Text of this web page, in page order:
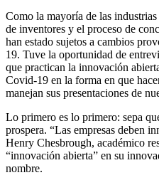
Como la mayoría de las
de inventores y el proceso de
han estado sujetos a cambios
19. Tuve la oportunidad de
que practican la innovación
Covid-19 en la forma en que
manejan sus presentaciones de
Lo primero es lo primero: sepa
prospera. “Las empresas deben
Henry Chesbrough, académico
“innovación abierta” en su
nombre.